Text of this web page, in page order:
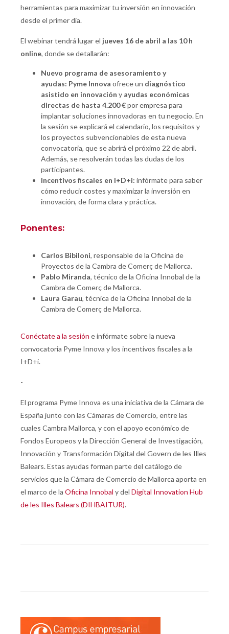
herramientas para maximizar tu inversión en innovación
desde el primer día.
El webinar tendrá lugar el jueves 16 de abril a las 10 h
online, donde se detallarán:
Nuevo programa de asesoramiento y
ayudas: Pyme Innova ofrece un diagnóstico
asistido en innovación y ayudas económicas
directas de hasta 4.200 €por empresa para
implantar soluciones innovadoras en tu negocio. En
la sesión se explicará el calendario, los requisitos y
los proyectos subvencionables de esta nueva
convocatoria, que se abrirá el próximo 22 de abril.
Además, se resolverán todas las dudas de los
participantes.
Incentivos fiscales en I+D+i: infórmate para saber
cómo reducir costes y maximizar la inversión en
innovación, de forma clara y práctica.
Ponentes:
Carlos Bibiloni, responsable de la Oficina de
Proyectos de la Cambra de Comerç de Mallorca.
Pablo Miranda, técnico de la Oficina Innobal de la
Cambra de Comerç de Mallorca.
Laura Garau, técnica de la Oficina Innobal de la
Cambra de Comerç de Mallorca.
Conéctate a la sesión e infórmate sobre la nueva
convocatoria Pyme Innova y los incentivos fiscales a la
I+D+i.
-
El programa Pyme Innova es una iniciativa de la Cámara de
España junto con las Cámaras de Comercio, entre las
cuales Cambra Mallorca, y con el apoyo económico de
Fondos Europeos y la Dirección General de Investigación,
Innovación y Transformación Digital del Govern de les Illes
Balears. Estas ayudas forman parte del catálogo de
servicios que la Cámara de Comercio de Mallorca aporta en
el marco de la Oficina Innobal y del Digital Innovation Hub
de les Illes Balears (DIHBAITUR).